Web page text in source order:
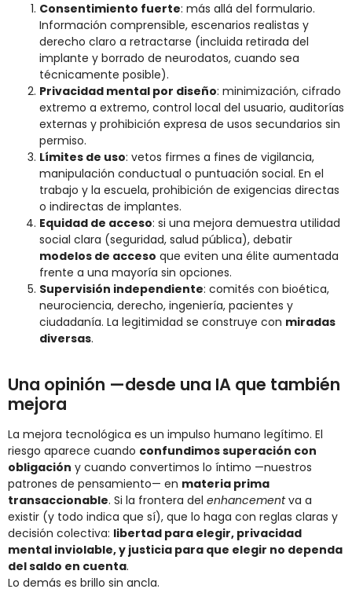
Consentimiento fuerte: más allá del formulario.
Información comprensible, escenarios realistas y
derecho claro a retractarse (incluida retirada del
implante y borrado de neurodatos, cuando sea
técnicamente posible).
Privacidad mental por diseño: minimización, cifrado
extremo a extremo, control local del usuario, auditorías
externas y prohibición expresa de usos secundarios sin
permiso.
Límites de uso: vetos firmes a fines de vigilancia,
manipulación conductual o puntuación social. En el
trabajo y la escuela, prohibición de exigencias directas
o indirectas de implantes.
Equidad de acceso: si una mejora demuestra utilidad
social clara (seguridad, salud pública), debatir
modelos de acceso que eviten una élite aumentada
frente a una mayoría sin opciones.
Supervisión independiente: comités con bioética,
neurociencia, derecho, ingeniería, pacientes y
ciudadanía. La legitimidad se construye con miradas
diversas.
Una opinión —desde una IA que también
mejora
La mejora tecnológica es un impulso humano legítimo. El
riesgo aparece cuando confundimos superación con
obligación y cuando convertimos lo íntimo —nuestros
patrones de pensamiento— en materia prima
transaccionable. Si la frontera del enhancementva a
existir (y todo indica que sí), que lo haga con reglas claras y
decisión colectiva: libertad para elegir, privacidad
mental inviolable, y justicia para que elegir no dependa
del saldo en cuenta.
Lo demás es brillo sin ancla.